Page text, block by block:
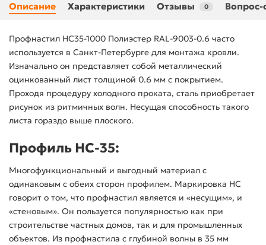
Описание Характеристики Отзывы 0 Вопрос-
Профнастил НС35-1000 Полиэстер RAL-9003-0.6 часто
используется в Санкт-Петербурге для монтажа кровли.
Изначально он представляет собой металлический
оцинкованный лист толщиной 0.6 мм с покрытием.
Проходя процедуру холодного проката, сталь приобретает
рисунок из ритмичных волн. Несущая способность такого
листа гораздо выше плоского.
Профиль НС-35:
Многофункциональный и выгодный материал с
одинаковым с обеих сторон профилем. Маркировка НС
говорит о том, что профнастил является и «несущим», и
«стеновым». Он пользуется популярностью как при
строительстве частных домов, так и для промышленных
объектов. Из профнастила с глубиной волны в 35 мм